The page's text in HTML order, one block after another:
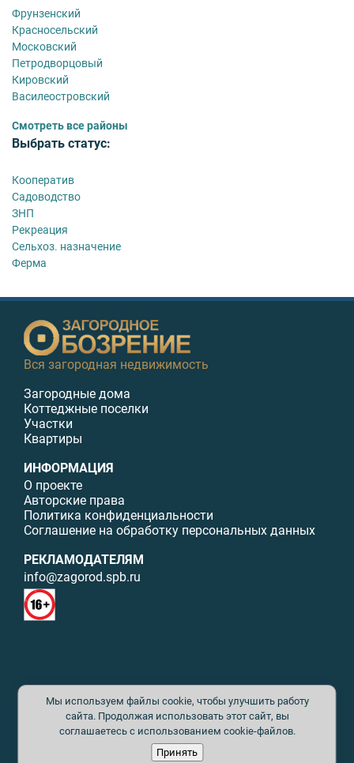
Фрунзенский
Красносельский
Московский
Петродворцовый
Кировский
Василеостровский
Смотреть все районы
Выбрать статус:
Кооператив
Садоводство
ЗНП
Рекреация
Сельхоз. назначение
Ферма
Вся загородная недвижимость
Загородные дома
Коттеджные поселки
Участки
Квартиры
ИНФОРМАЦИЯ
О проекте
Авторские права
Политика конфиденциальности
Соглашение на обработку персональных данных
РЕКЛАМОДАТЕЛЯМ
info@zagorod.spb.ru
© ИП Малыщева Б.Л. Все права защищены. Перепечатка материалов
данного сайта возможна только с письменного разрешения. При
цитировании ссылка на www.zagorod.spb.ru обязательна. Редакция не
несет ответственности за содержание рекламных материалов. Все
рекламируемые товары и услуги имеют необходимые сертификаты и
лицензии. Перепечатка любых материалов без письменного согласия
Мы используем файлы cookie, чтобы улучшить работу
сайта. Продолжая использовать этот сайт, вы
соглашаетесь с использованием cookie-файлов.
Принять